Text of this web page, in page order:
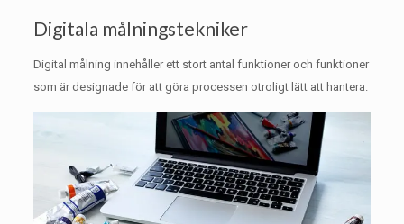
Digitala målningstekniker
Digital målning innehåller ett stort antal funktioner och funktioner
som är designade för att göra processen otroligt lätt att hantera.